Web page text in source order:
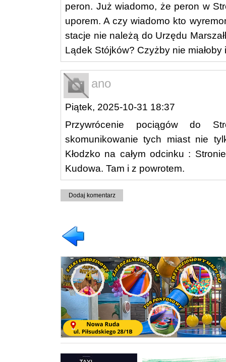
peron. Już wiadomo, że peron w
uporem. A czy wiadomo kto
stacje nie należą do Urzędu
Lądek Stójków? Czyżby nie miałoby
ano
Piątek, 2025-10-31 18:37
Przywrócenie pociągów do
skomunikowanie tych miast nie
Kłodzko na całym odcinku :
Kudowa. Tam i z powrotem.
Dodaj komentarz